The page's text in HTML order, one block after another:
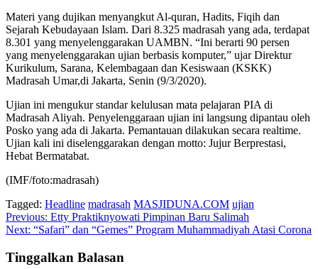
Materi yang dujikan menyangkut Al-quran, Hadits, Fiqih dan
Sejarah Kebudayaan Islam. Dari 8.325 madrasah yang ada, terdapat
8.301 yang menyelenggarakan UAMBN. “Ini berarti 90 persen
yang menyelenggarakan ujian berbasis komputer,” ujar Direktur
Kurikulum, Sarana, Kelembagaan dan Kesiswaan (KSKK)
Madrasah Umar,di Jakarta, Senin (9/3/2020).
Ujian ini mengukur standar kelulusan mata pelajaran PIA di
Madrasah Aliyah. Penyelenggaraan ujian ini langsung dipantau oleh
Posko yang ada di Jakarta. Pemantauan dilakukan secara realtime.
Ujian kali ini diselenggarakan dengan motto: Jujur Berprestasi,
Hebat Bermatabat.
(IMF/foto:madrasah)
Tagged: Headline madrasah MASJIDUNA.COM ujian
Navigasi
pos
Previous: Etty Praktiknyowati Pimpinan Baru Salimah
Next: “Safari” dan “Gemes” Program Muhammadiyah Atasi Corona
Tinggalkan Balasan